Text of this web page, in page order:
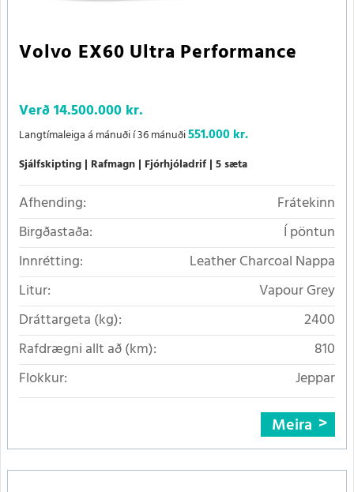
Volvo EX60 Ultra Performance
Verð14.500.000 kr.
Langtímaleiga á mánuði í 36 mánuði551.000 kr.
Sjálfskipting Rafmagn Fjórhjóladrif 5 sæta
Afhending:
Frátekinn
Birgðastaða:
Í pöntun
Innrétting:
Leather Charcoal Nappa
Litur:
Vapour Grey
Dráttargeta (kg):
2400
Rafdrægni allt að (km):
810
Flokkur:
Jeppar
Meira